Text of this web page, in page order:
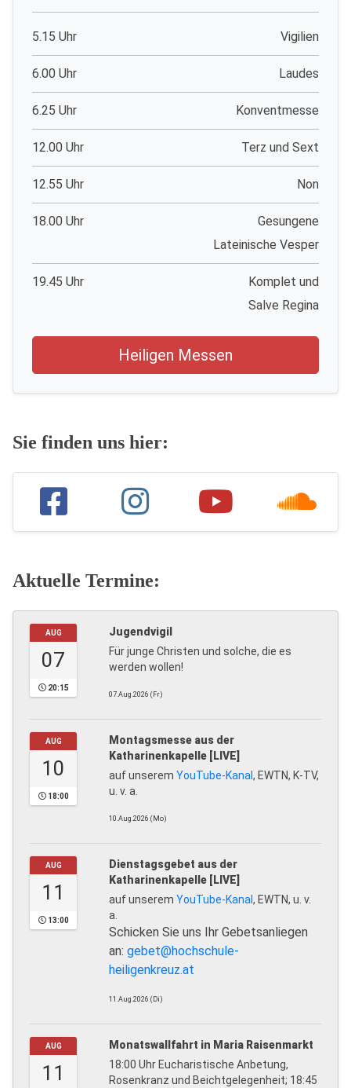
5.15 Uhr Vigilien
6.00 Uhr Laudes
6.25 Uhr Konventmesse
12.00 Uhr Terz und Sext
12.55 Uhr Non
18.00 Uhr
Gesungene
Lateinische Vesper
19.45 Uhr
Komplet und
Salve Regina
Heiligen Messen
Sie finden uns hier:
Aktuelle Termine:
AUG
07
20:15
Jugendvigil
Für junge Christen und solche, die es
werden wollen!
07.Aug.2026 (Fr)
AUG
10
18:00
Montagsmesse aus der
Katharinenkapelle [LIVE]
auf unserem YouTube-Kanal, EWTN, K-TV,
u. v. a.
10.Aug.2026 (Mo)
AUG
11
13:00
Dienstagsgebet aus der
Katharinenkapelle [LIVE]
auf unserem YouTube-Kanal, EWTN, u. v.
a.
Schicken Sie uns Ihr Gebetsanliegen
an: gebet@hochschule-
heiligenkreuz.at
11.Aug.2026 (Di)
AUG
11
Monatswallfahrt in Maria Raisenmarkt
18:00 Uhr Eucharistische Anbetung,
Rosenkranz und Beichtgelegenheit; 18:45